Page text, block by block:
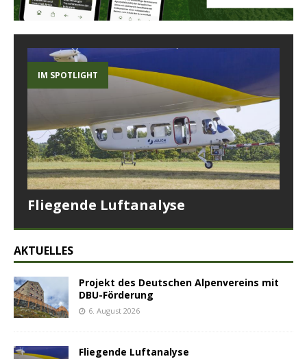
IM SPOTLIGHT
Fliegende Luftanalyse
AKTUELLES
Projekt des Deutschen Alpenvereins mit
DBU-Förderung
6. August 2026
Fliegende Luftanalyse